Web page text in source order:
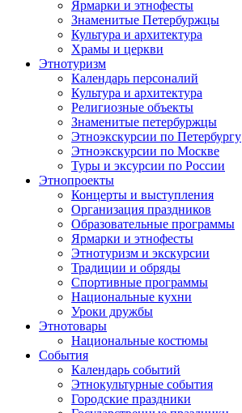
Ярмарки и этнофесты
Знаменитые Петербуржцы
Культура и архитектура
Храмы и церкви
Этнотуризм
Календарь персоналий
Культура и архитектура
Религиозные объекты
Знаменитые петербуржцы
Этноэкскурсии по Петербургу
Этноэкскурсии по Москве
Туры и эксурсии по России
Этнопроекты
Концерты и выступления
Организация праздников
Образовательные программы
Ярмарки и этнофесты
Этнотуризм и экскурсии
Традиции и обряды
Спортивные программы
Национальные кухни
Уроки дружбы
Этнотовары
Национальные костюмы
События
Календарь событий
Этнокультурные события
Городские праздники